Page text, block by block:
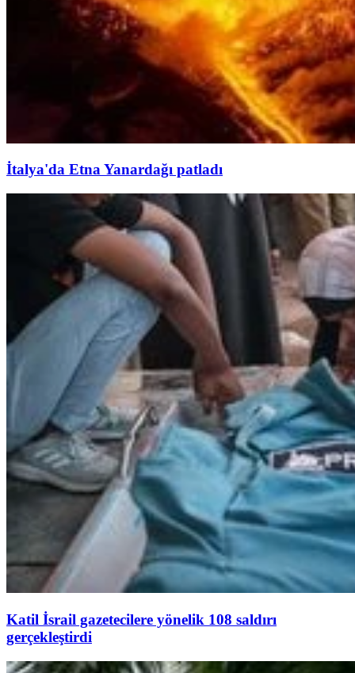
İtalya'da Etna Yanardağı patladı
Katil İsrail gazetecilere yönelik 108 saldırı
gerçekleştirdi